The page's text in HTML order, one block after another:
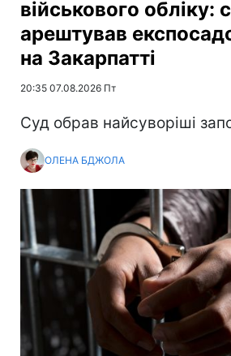
військового обліку:
арештував
на Закарпатті
20:35 07.08.2026 Пт
Суд обрав найсуворіші
ОЛЕНА БДЖОЛА